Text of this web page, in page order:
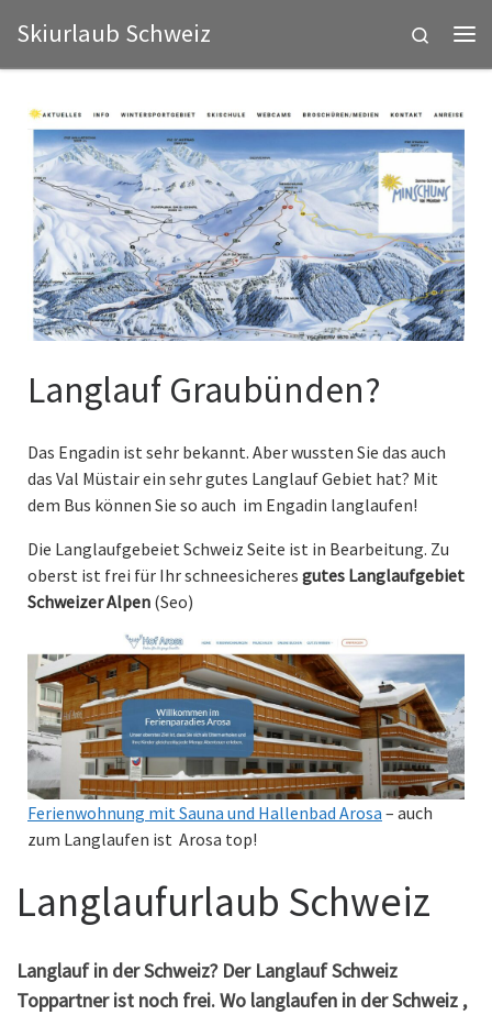
Zum Inhalt springen
Skiurlaub Schweiz
Search
Langlauf Graubünden?
Das Engadin ist sehr bekannt. Aber wussten Sie das auch
das Val Müstair ein sehr gutes Langlauf Gebiet hat? Mit
dem Bus können Sie so auch im Engadin langlaufen!
Die Langlaufgebeiet Schweiz Seite ist in Bearbeitung. Zu
oberst ist frei für Ihr schneesicheres gutes Langlaufgebiet
Schweizer Alpen (Seo)
Ferienwohnung mit Sauna und Hallenbad Arosa – auch
zum Langlaufen ist Arosa top!
Langlaufurlaub Schweiz
Langlauf in der Schweiz? Der Langlauf Schweiz
Toppartner ist noch frei. Wo langlaufen in der Schweiz ,